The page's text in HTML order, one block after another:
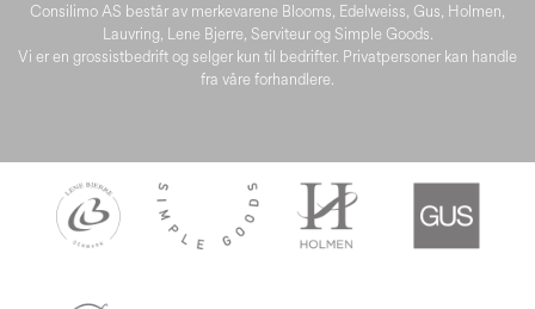
Consilimo AS består av merkevarene Blooms, Edelweiss, Gus, Holmen,
Lauvring, Lene Bjerre, Serviteur og Simple Goods.
Vi er en grossistbedrift og selger kun til bedrifter. Privatpersoner kan handle
fra våre forhandlere.